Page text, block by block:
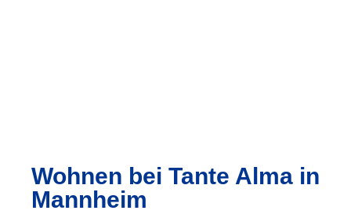
Wohnen bei Tante Alma in
Mannheim